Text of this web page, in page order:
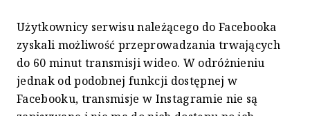
Użytkownicy serwisu należącego do Facebooka
zyskali możliwość przeprowadzania trwających
do 60 minut transmisji wideo. W odróżnieniu
jednak od podobnej funkcji dostępnej w
Facebooku, transmisje w Instagramie nie są